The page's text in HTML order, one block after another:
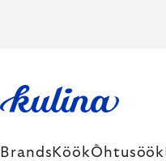
Brands KöökÕhtusöök